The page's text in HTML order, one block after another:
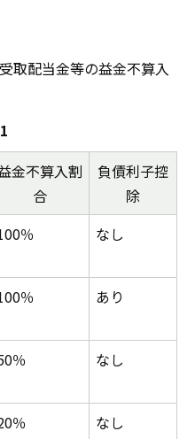
取配当金等の益金不算入
金不算入割
合
負債利子控
除
％ なし
％ あり
％ なし
％ なし